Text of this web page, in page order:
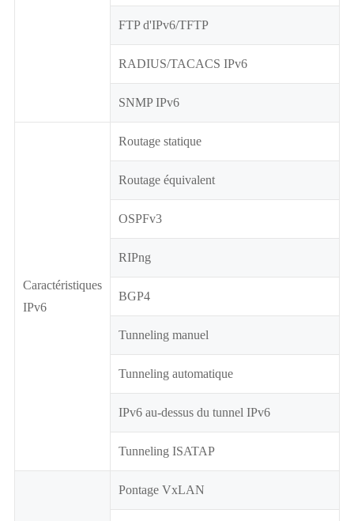
FTP d'IPv6/TFTP
RADIUS/TACACS IPv6
SNMP IPv6
Caractéristiques
IPv6
Routage statique
Routage équivalent
OSPFv3
RIPng
BGP4
Tunneling manuel
Tunneling automatique
IPv6 au-dessus du tunnel IPv6
Tunneling ISATAP
Pontage VxLAN